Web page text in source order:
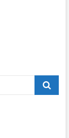
Search